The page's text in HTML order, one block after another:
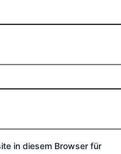
in diesem Browser für